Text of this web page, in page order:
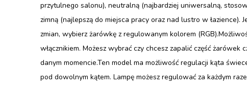
przytulnego salonu), neutralną (najbardziej uniwersalną,
zimną (najlepszą do miejsca pracy oraz nad lustro w łazience).
zmian, wybierz żarówkę z regulowanym kolorem
włącznikiem. Możesz wybrać czy chcesz zapalić część
danym momencie.Ten model ma możliwość regulacji kąta
pod dowolnym kątem. Lampę możesz regulować za każdym